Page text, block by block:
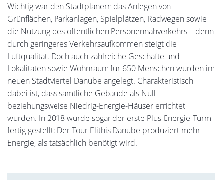
Wichtig war den Stadtplanern das Anlegen von
Grünflächen, Parkanlagen, Spielplätzen, Radwegen sowie
die Nutzung des öffentlichen Personennahverkehrs – denn
durch geringeres Verkehrsaufkommen steigt die
Luftqualität. Doch auch zahlreiche Geschäfte und
Lokalitäten sowie Wohnraum für 650 Menschen wurden im
neuen Stadtviertel Danube angelegt. Charakteristisch
dabei ist, dass sämtliche Gebäude als Null-
beziehungsweise Niedrig-Energie-Häuser errichtet
wurden. In 2018 wurde sogar der erste Plus-Energie-Turm
fertig gestellt: Der Tour Elithis Danube produziert mehr
Energie, als tatsächlich benötigt wird.